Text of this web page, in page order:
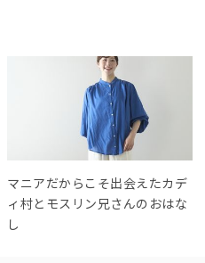
マニアだからこそ出会えたカデ
ィ村とモスリン兄さんのおはな
し